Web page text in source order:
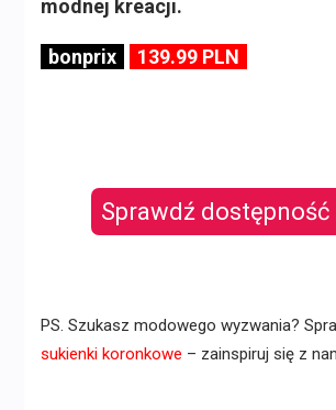
modnej kreacji.
bonprix 139.99 PLN
Sprawdź dostępność
PS. Szukasz modowego wyzwania?
sukienki koronkowe – zainspiruj się z